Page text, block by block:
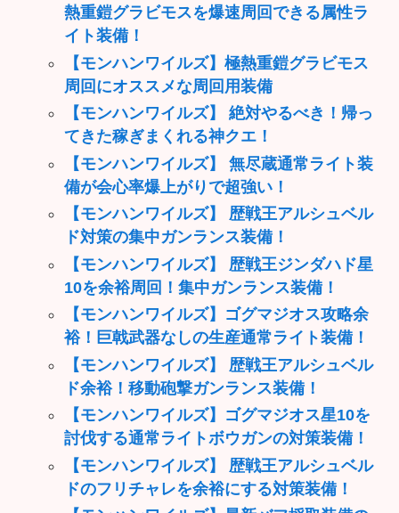
熱重鎧グラビモスを爆速周回できる属性ラ
イト装備！
【モンハンワイルズ】極熱重鎧グラビモス
周回にオススメな周回用装備
【モンハンワイルズ】 絶対やるべき！帰っ
てきた稼ぎまくれる神クエ！
【モンハンワイルズ】 無尽蔵通常ライト装
備が会心率爆上がりで超強い！
【モンハンワイルズ】 歴戦王アルシュベル
ド対策の集中ガンランス装備！
【モンハンワイルズ】 歴戦王ジンダハド星
10を余裕周回！集中ガンランス装備！
【モンハンワイルズ】ゴグマジオス攻略余
裕！巨戟武器なしの生産通常ライト装備！
【モンハンワイルズ】 歴戦王アルシュベル
ド余裕！移動砲撃ガンランス装備！
【モンハンワイルズ】ゴグマジオス星10を
討伐する通常ライトボウガンの対策装備！
【モンハンワイルズ】 歴戦王アルシュベル
ドのフリチャレを余裕にする対策装備！